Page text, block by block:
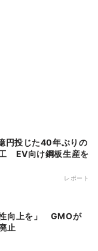
円投じた40年ぶりの
EV向け鋼板生産を
レポート
性向上を」 GMOが
止